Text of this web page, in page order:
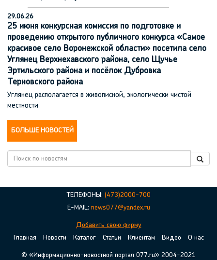
29.06.26
25 июня конкурсная комиссия по подготовке и
проведению открытого публичного конкурса «Самое
красивое село Воронежской области» посетила село
Углянец Верхнехавского района, село Щучье
Эртильского района и посёлок Дубровка
Терновского района
Углянец располагается в живописной, экологически чистой
местности
БОЛЬШЕ НОВОСТЕЙ
ТЕЛЕФОНЫ: (473)2000-700
E-MAIL: news077@yandex.ru
Добавить свою фирму
Главная
Новости Каталог Статьи Клиентам Видео О нас
© «Информационно-новостной портал 077.ru» 2004-2021